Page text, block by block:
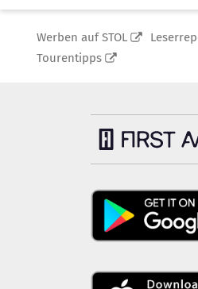
Werben auf STOL
Tourentipps